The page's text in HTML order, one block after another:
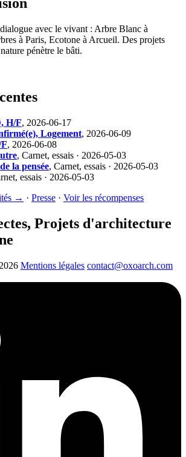
avec le vivant : Arbre Blanc à
à Paris, Ecotone à Arcueil. Des projets
pénètre le bâti.
H/F, 2026-06-17
Logement, 2026-06-09
, 2026-06-08
, Carnet, essais · 2026-05-03
la pensée, Carnet, essais · 2026-05-03
essais · 2026-05-03
→ · Presse · Voir les récompenses
Projets d'architecture
Mentions légales contact@oxoarch.com